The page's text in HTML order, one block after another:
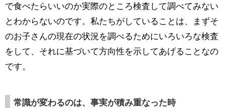
で食べたらいいのか実際のところ検査して調べてみない
とわからないのです。私たちがしていることは、まずそ
のお子さんの現在の状況を調べるためにいろいろな検査
をして、それに基づいて方向性を示してあげることなの
です。
常識が変わるのは、事実が積み重なった時